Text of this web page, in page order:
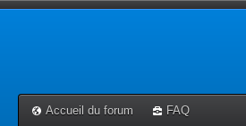
Accueil du forum FAQ